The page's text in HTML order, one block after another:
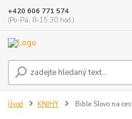
+420 606 771 574
(Po-Pá, 8-15:30 hod.)
Úvod KNIHY Bible Slovo na